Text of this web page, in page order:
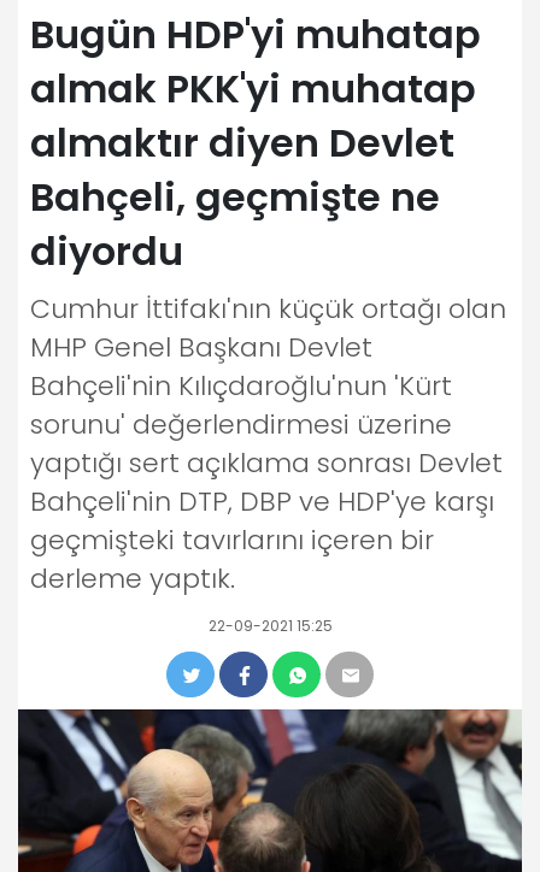
Bugün HDP'yi muhatap
almak PKK'yi muhatap
almaktır diyen Devlet
Bahçeli, geçmişte ne
diyordu
Cumhur İttifakı'nın küçük ortağı olan
MHP Genel Başkanı Devlet
Bahçeli'nin Kılıçdaroğlu'nun 'Kürt
sorunu' değerlendirmesi üzerine
yaptığı sert açıklama sonrası Devlet
Bahçeli'nin DTP, DBP ve HDP'ye karşı
geçmişteki tavırlarını içeren bir
derleme yaptık.
22-09-2021 15:25